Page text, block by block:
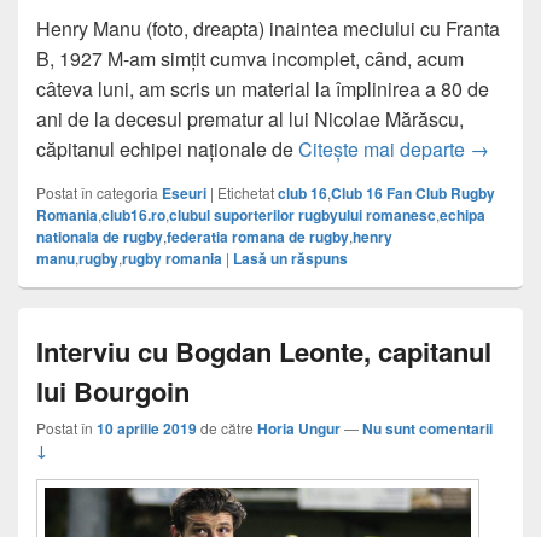
Henry Manu (foto, dreapta) inaintea meciului cu Franta
B, 1927 M-am simțit cumva incomplet, când, acum
câteva luni, am scris un material la împlinirea a 80 de
ani de la decesul prematur al lui Nicolae Mărăscu,
căpitanul echipei naționale deCitește mai departe “Allez
→
Postat în categoria Eseuri | Etichetatclub 16,Club 16 Fan Club Rugby
Romania,club16.ro,clubul suporterilor rugbyului romanesc,echipa
nationala de rugby,federatia romana de rugby,henry
manu,rugby,rugby romania | Lasă un răspuns
Interviu cu Bogdan Leonte, capitanul
lui Bourgoin
Postat în 10 aprilie 2019de către Horia Ungur—Nu sunt comentarii
↓